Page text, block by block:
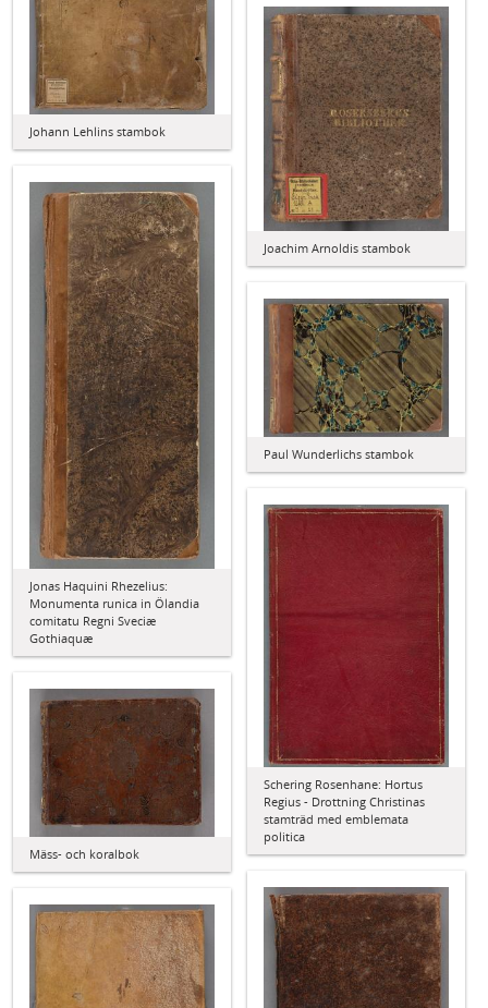
Johann Lehlins stambok
Joachim Arnoldis stambok
Jonas Haquini Rhezelius:
Monumenta runica in Ölandia
comitatu Regni Sveciæ
Gothiaquæ
Paul Wunderlichs stambok
Schering Rosenhane: Hortus
Regius - Drottning Christinas
stamträd med emblemata
politica
Mäss- och koralbok